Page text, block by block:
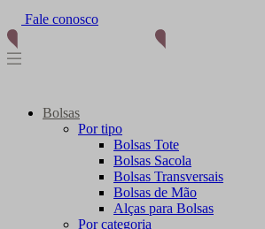
(11) 96012-2976
Bolsas
Por tipo
Bolsas Tote
Bolsas Sacola
Bolsas Transversais
Bolsas de Mão
Alças para Bolsas
Por categoria